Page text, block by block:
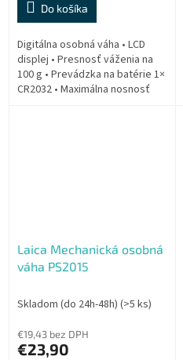
Do košíka
Digitálna osobná váha • LCD
displej • Presnosť váženia na
100 g • Prevádzka na batérie 1×
CR2032 • Maximálna nosnosť
Laica Mechanická osobná
váha PS2015
Skladom (do 24h-48h) (>5 ks)
€19,43 bez DPH
€23,90